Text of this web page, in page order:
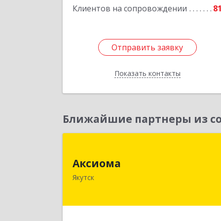
Клиентов на сопровождении
Отправить заявку
Показать контакты
Отправить заявку
Назад
Ближайшие партнеры из
Аксиома
Якутск